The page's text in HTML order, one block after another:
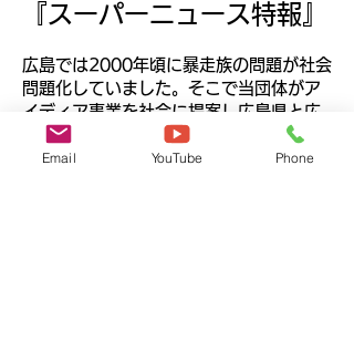
『スーパーニュース特報』
広島では2000年頃に暴走族の問題が社会
問題化していました。そこで当団体がア
イディア事業を社会に提案し広島県と広
島県警と当団体の三つが連携する形で、
元暴走族の少年・少女を雇用し、高齢者
Email YouTube Phone